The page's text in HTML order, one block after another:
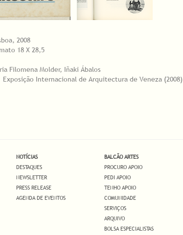
2008
18 X 28,5
Filomena Molder, Iñaki Ábalos
Internacional de Arquitectura de Veneza (2008)
NOTÍCIAS
DESTAQUES
NEWSLETTER
PRESS RELEASE
AGENDA DE EVENTOS
BALCÃO ARTES
PROCURO APOIO
PEDI APOIO
TENHO APOIO
COMUNIDADE
SERVIÇOS
ARQUIVO
BOLSA ESPECIALISTAS